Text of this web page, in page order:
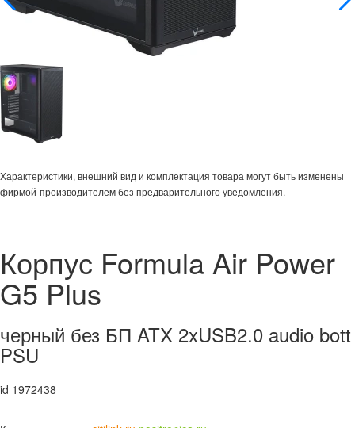
Характеристики, внешний вид и комплектация товара могут быть изменены
фирмой-производителем без предварительного уведомления.
Корпус Formula Air Power
G5 Plus
черный без БП ATX 2xUSB2.0 audio bott
PSU
id 1972438